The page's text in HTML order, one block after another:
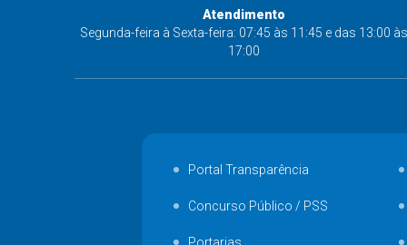
Atendimento
Segunda-feira à Sexta-feira: 07:45 às 11:45 e das 13:00
17:00
Portal Transparência
Concurso Público / PSS